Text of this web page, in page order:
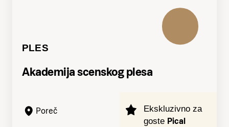
PLES
Akademija scenskog plesa
Poreč
Ekskluzivno za
goste Pical